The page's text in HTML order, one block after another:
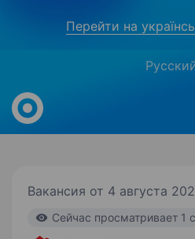
Перейти на
Work.ua
Вакансия от 4 августа
Cейчас просматривает 1